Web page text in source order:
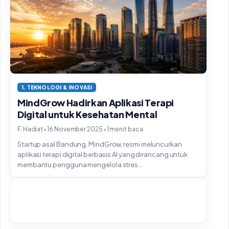
1. TEKNOLOGI & INOVASI
MindGrow Hadirkan Aplikasi Terapi
Digital untuk Kesehatan Mental
F. Hadiat•16 November 2025 •1 menit baca
Startup asal Bandung, MindGrow, resmi meluncurkan
aplikasi terapi digital berbasis AI yang dirancang untuk
membantu pengguna mengelola stres...